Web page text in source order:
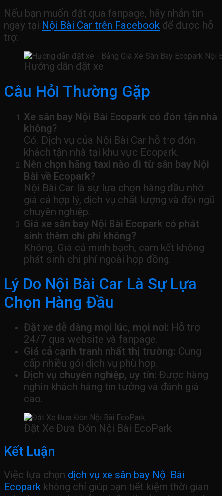
Nếu bạn muốn đặt qua fanpage, hãy nhắn tin
ngay tại Nội Bài Car trên Facebook để được hỗ
trợ.
Hướng dẫn đặt xe
Câu Hỏi Thường Gặp
Xe sân bay Nội Bài Ecopark có đón tận nhà
không?
Có. Dịch vụ của Nội Bài Car hỗ trợ đón
khách tận nhà tại khu vực Ecopark.
Nên chọn hãng taxi nào đi từ sân bay Nội
Bài về Ecopark?
Nội Bài Car là sự lựa chọn hàng đầu nhờ
giá cả hợp lý, dịch vụ chất lượng và đội ngũ
chuyên nghiệp.
Giá xe sân bay Nội Bài Ecopark có phát
sinh thêm chi phí không?
Không. Giá cả minh bạch, cam kết không
phát sinh chi phí ngoài hợp đồng.
Lý Do Nội Bài Car Là Sự Lựa
Chọn Hàng Đầu
Đặt xe dễ dàng mọi lúc, mọi nơi: Hỗ trợ
24/7 qua website và fanpage.
Giá cả cạnh tranh nhất thị trường: Cung
cấp nhiều gói dịch vụ phù hợp.
Dịch vụ chuyên nghiệp, uy tín: Được hàng
nghìn khách hàng tin tưởng và đánh giá
cao.
Đặt Xe Đưa Đón Nội Bài EcoPark
Kết Luận
Việc lựa chọn dịch vụ xe sân bay Nội Bài
Ecopark không chỉ giúp bạn tiết kiệm thời gian